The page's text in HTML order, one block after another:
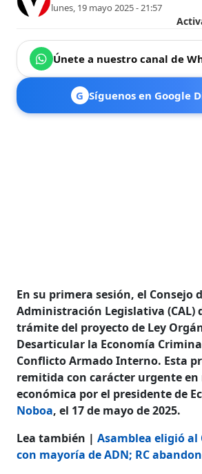
lunes, 19 mayo 2025 - 21:57
Únete a nuestro canal de
G Síguenos en Google
En su primera sesión, el Consejo
Administración Legislativa (CAL)
trámite del proyecto de Ley
Desarticular la Economía
Conflicto Armado Interno. Esta
remitida con carácter urgente
económica por el presidente de
Noboa, el 17 de mayo de 2025.
Lea también |Asamblea eligió al
con mayoría de ADN; RC